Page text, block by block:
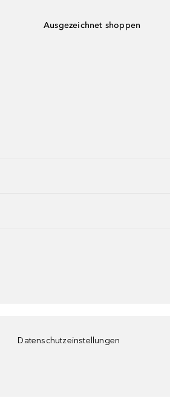
Ausgezeichnet shoppen
Datenschutzeinstellungen